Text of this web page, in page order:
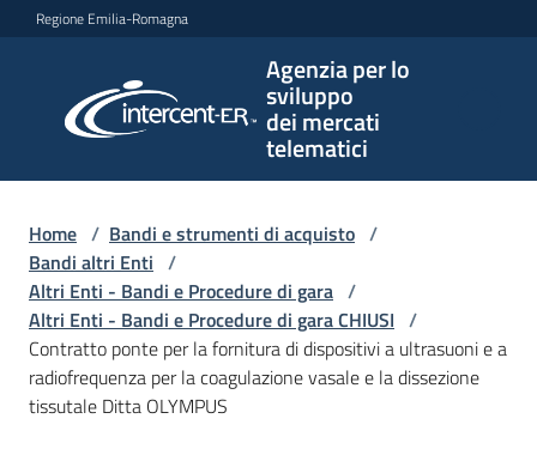
Vai al contenuto
Vai alla navigazione
Vai al footer
Regione Emilia-Romagna
Agenzia per lo
sviluppo
dei mercati
telematici
per lo
sviluppo
telematici
L'Agenzia
Home / Bandi e strumenti di acquisto /
Bandi altri Enti /
Altri Enti - Bandi e Procedure di gara /
Altri Enti - Bandi e Procedure di gara CHIUSI /
Contratto ponte per la fornitura di dispositivi a ultrasuoni e a
radiofrequenza per la coagulazione vasale e la dissezione
tissutale Ditta OLYMPUS